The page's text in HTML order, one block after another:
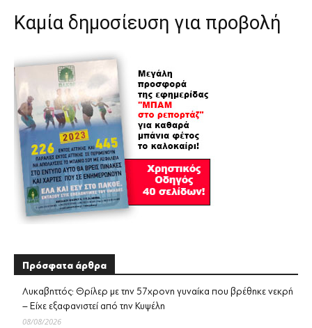
Καμία δημοσίευση για προβολή
Πρόσφατα άρθρα
Λυκαβηττός: Θρίλερ με την 57χρονη γυναίκα που βρέθηκε νεκρή
– Είχε εξαφανιστεί από την Κυψέλη
08/08/2026